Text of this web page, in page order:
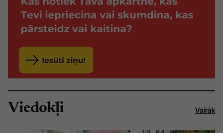
Viedokļi Vairāk